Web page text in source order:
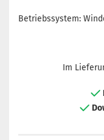
Betriebssystem:
Im